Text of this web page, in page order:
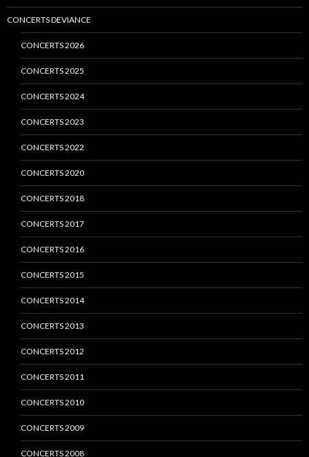
CONCERTS DEVIANCE
CONCERTS 2026
CONCERTS 2025
CONCERTS 2024
CONCERTS 2023
CONCERTS 2022
CONCERTS 2020
CONCERTS 2018
CONCERTS 2017
CONCERTS 2016
CONCERTS 2015
CONCERTS 2014
CONCERTS 2013
CONCERTS 2012
CONCERTS 2011
CONCERTS 2010
CONCERTS 2009
CONCERTS 2008